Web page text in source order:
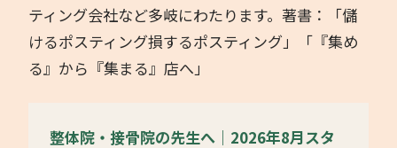
ティング会社など多岐にわたります。著書：「儲
けるポスティング損するポスティング」「『集め
る』から『集まる』店へ」
整体院・接骨院の先生へ｜2026年8月スタ